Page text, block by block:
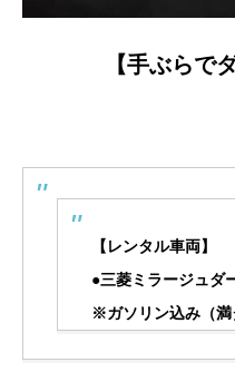
【手ぶらで
【レンタル車両】
●三菱ミラージュダ
※ガソリン込み（満